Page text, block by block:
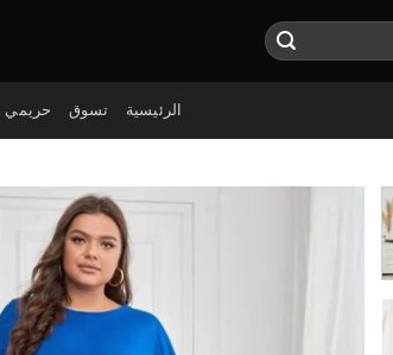
الرئيسية تسوق حريمي